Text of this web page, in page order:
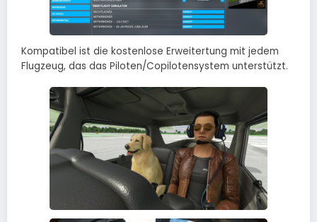
Kompatibel ist die kostenlose Erweitertung mit jedem
Flugzeug, das das Piloten/Copilotensystem unterstützt.